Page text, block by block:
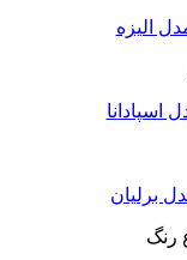
الیزه
اسپادانا
برلیان